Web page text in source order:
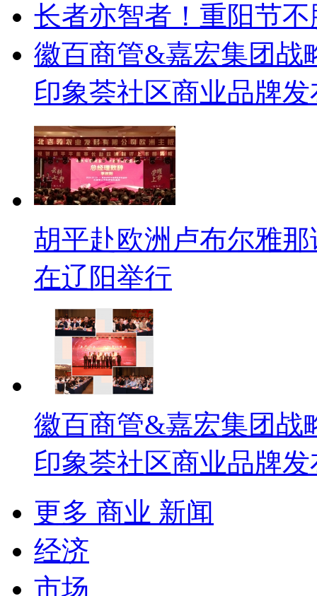
长者亦智者！重阳节
徽百商管&嘉宏集团战
印象荟社区商业品牌
胡平赴欧洲卢布尔雅
在辽阳举行
徽百商管&嘉宏集团战
印象荟社区商业品牌
更多 商业 新闻
经济
市场